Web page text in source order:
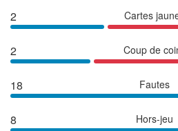
2 Cartes
2 Coup de
18 Fautes
8 Hors-jeu